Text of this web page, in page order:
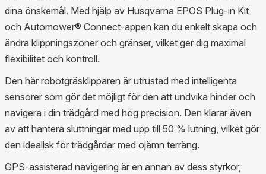
dina önskemål. Med hjälp av Husqvarna EPOS Plug-in Kit
och Automower® Connect-appen kan du enkelt skapa och
ändra klippningszoner och gränser, vilket ger dig maximal
flexibilitet och kontroll.
Den här robotgräsklipparen är utrustad med intelligenta
sensorer som gör det möjligt för den att undvika hinder och
navigera i din trädgård med hög precision. Den klarar även
av att hantera sluttningar med upp till 50 % lutning, vilket gör
den idealisk för trädgårdar med ojämn terräng.
GPS-assisterad navigering är en annan av dess styrkor,